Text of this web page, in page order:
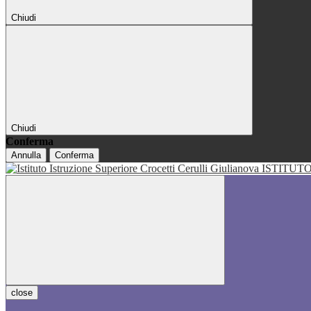
Chiudi
Chiudi
Conferma
Annulla Conferma
close